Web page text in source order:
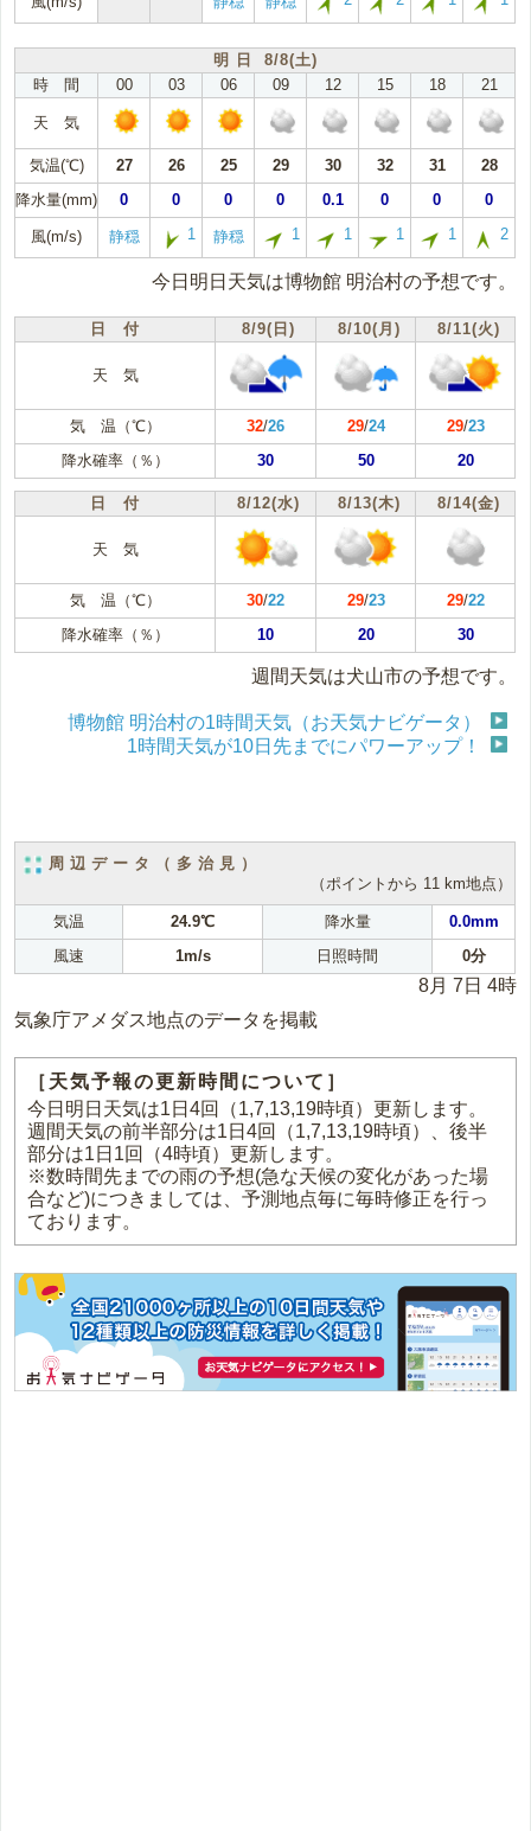
明 日 8/8(土)
時 間
00 03 06 09 12 15 18 21
天 気
気温(℃) 27 26 25 29 30 32 31
28
降水量(mm)
0 0 0 0 0.1 0 0 0
風(m/s) 静穏 1 静穏 1 1 1 1 2
今日明日天気は博物館 明治村の予想です。
日 付 8/9(日) 8/10(月) 8/11(火)
天 気
気 温（℃） 32/26 29/24 29/23
降水確率（％）
30 50 20
日 付 8/12(水) 8/13(木) 8/14(金)
天 気
気 温（℃） 30/22 29/23 29/22
降水確率（％）
10 20 30
週間天気は犬山市の予想です。
博物館 明治村の1時間天気（お天気ナビゲータ）
1時間天気が10日先までにパワーアップ！
周辺データ（多治見）
（ポイントから 11 km地点）
気温 24.9℃ 降水量
0.0mm
風速
1m/s 日照時間 0分
8月 7日 4時
気象庁アメダス地点のデータを掲載
［天気予報の更新時間について］
今日明日天気は1日4回（1,7,13,19時頃）更新します。
週間天気の前半部分は1日4回（1,7,13,19時頃）、後半
部分は1日1回（4時頃）更新します。
※数時間先までの雨の予想(急な天候の変化があった場
合など)につきましては、予測地点毎に毎時修正を行っ
ております。